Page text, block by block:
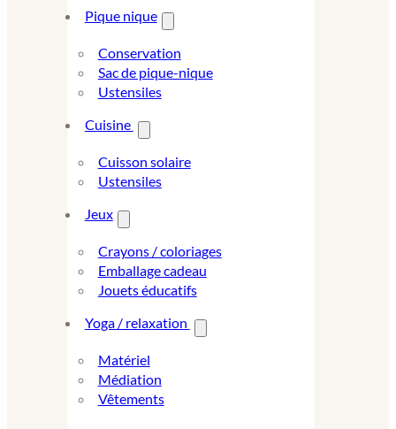
Pique nique
Conservation
Sac de pique-nique
Ustensiles
Cuisine
Cuisson solaire
Ustensiles
Jeux
Crayons / coloriages
Emballage cadeau
Jouets éducatifs
Yoga / relaxation
Matériel
Médiation
Vêtements